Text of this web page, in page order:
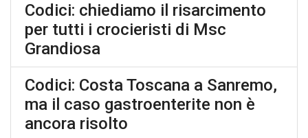
Codici: chiediamo il risarcimento
per tutti i crocieristi di Msc
Grandiosa
Codici: Costa Toscana a Sanremo,
ma il caso gastroenterite non è
ancora risolto